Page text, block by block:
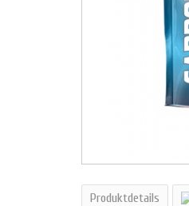
Produktdetails